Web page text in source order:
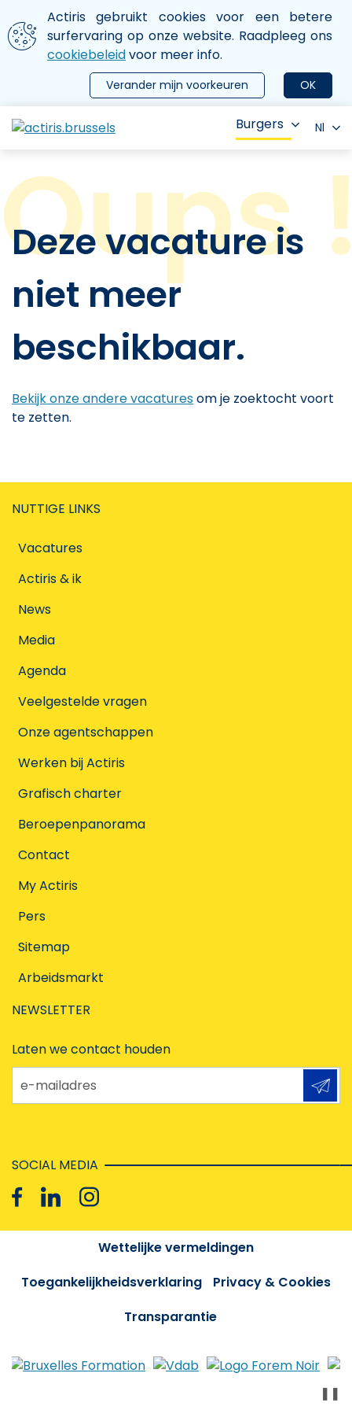
Aller au contenu principal
We gebruiken cookies
Actiris gebruikt cookies voor een betere
surfervaring op onze website. Raadpleeg ons
cookiebeleidvoor meer info.
OK
Verander mijn voorkeuren
le menu
Burgers Nl
Deze vacature is
niet meer
beschikbaar.
Bekijk onze andere vacaturesom je zoektocht voort
te zetten.
NUTTIGE LINKS
Vacatures
Actiris & ik
News
Media
Agenda
Veelgestelde vragen
Onze agentschappen
Werken bij Actiris
Grafisch charter
Beroepenpanorama
Contact
My Actiris
Pers
Sitemap
Arbeidsmarkt
NEWSLETTER
Laten we contact houden
e-mailadres
SOCIAL MEDIA
Wettelijke vermeldingen
Toegankelijkheidsverklaring
Privacy & Cookies
Transparantie
❚❚